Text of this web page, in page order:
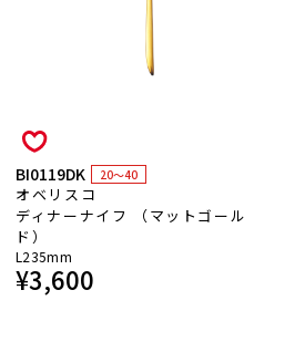
BI0119DK 20～40
オベリスコ
ディナーナイフ （マットゴール
ド）
L235mm
¥3,600